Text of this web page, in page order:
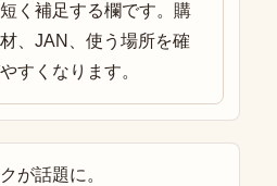
く補足する欄です。購
、JAN、使う場所を確
すくなります。
が話題に。